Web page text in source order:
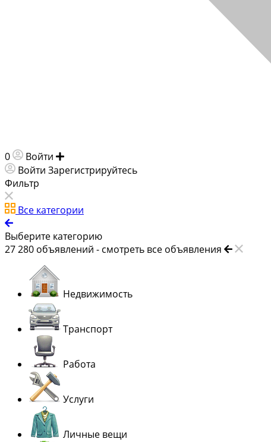
0 Войти
Войти Зарегистрируйтесь
Фильтр
Все категории
Выберите категорию
27 280 объявлений - смотреть все объявления
Недвижимость
Транспорт
Работа
Услуги
Личные вещи